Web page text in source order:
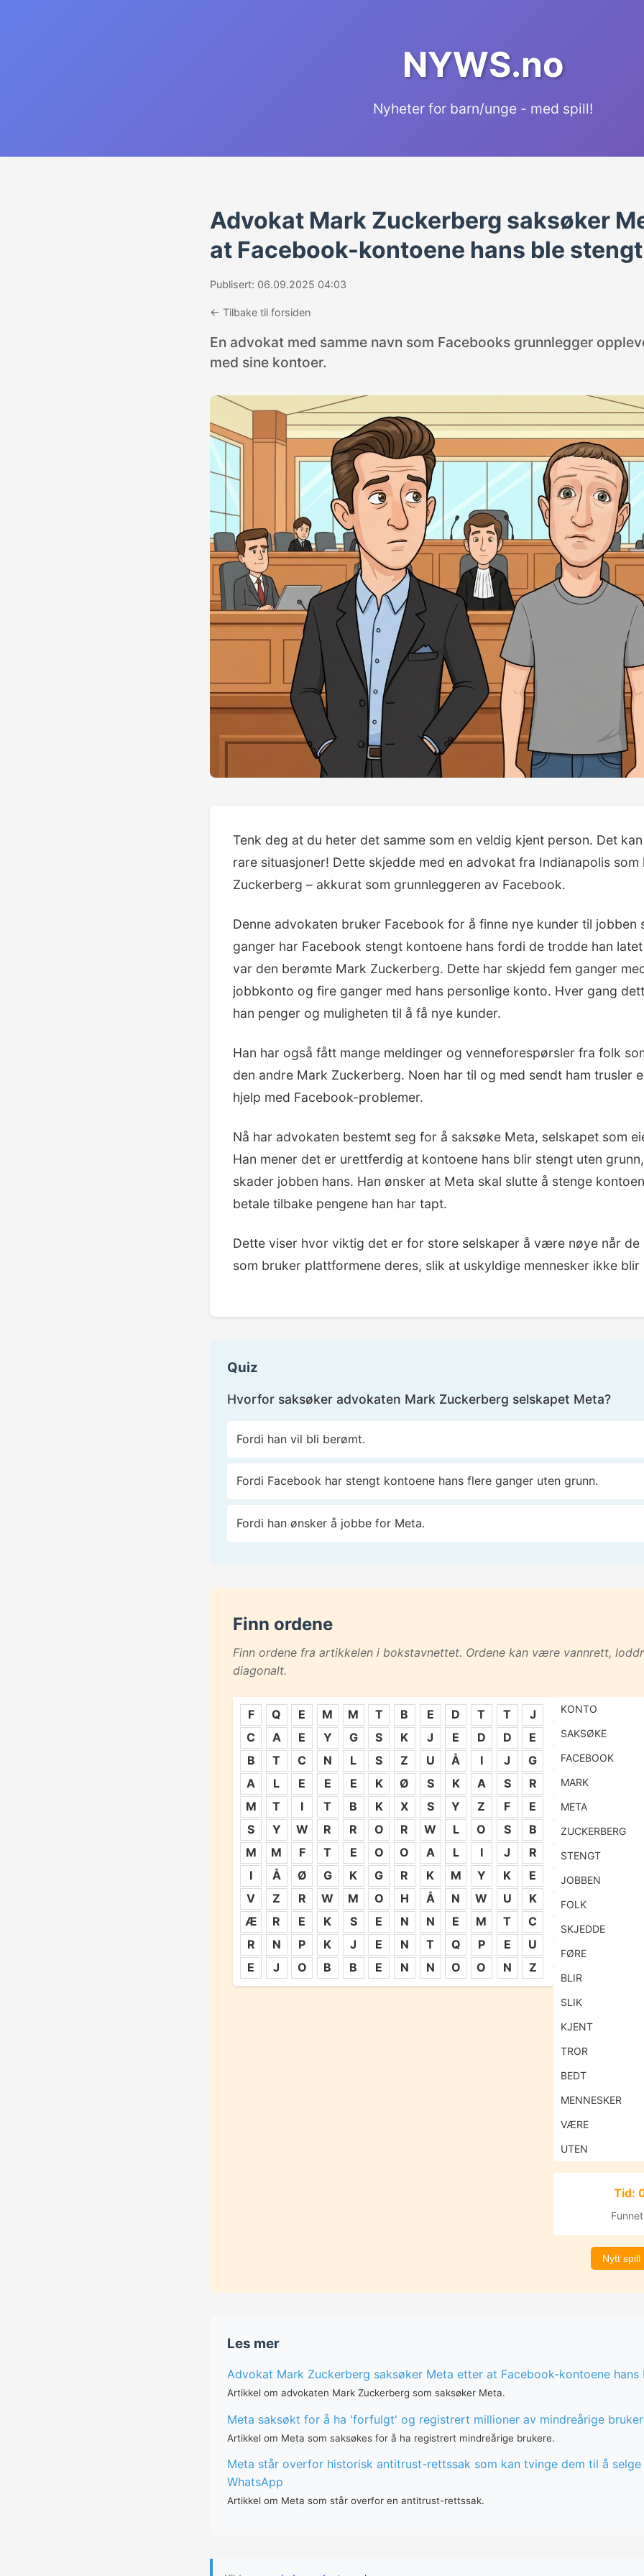
NYWS.no
Nyheter for barn/unge - med spill!
Advokat Mark Zuckerberg saksøker
at Facebook-kontoene hans ble stengt
Publisert: 06.09.2025 04:03
← Tilbake til forsiden
En advokat med samme navn som Facebooks grunnlegger
med sine kontoer.
Tenk deg at du heter det samme som en veldig kjent person. Det
rare situasjoner! Dette skjedde med en advokat fra Indianapolis som
Zuckerberg – akkurat som grunnleggeren av Facebook.
Denne advokaten bruker Facebook for å finne nye kunder til jobben
ganger har Facebook stengt kontoene hans fordi de trodde han
var den berømte Mark Zuckerberg. Dette har skjedd fem ganger
jobbkonto og fire ganger med hans personlige konto. Hver gang
han penger og muligheten til å få nye kunder.
Han har også fått mange meldinger og venneforespørsler fra folk
den andre Mark Zuckerberg. Noen har til og med sendt ham trusler
hjelp med Facebook-problemer.
Nå har advokaten bestemt seg for å saksøke Meta, selskapet som
Han mener det er urettferdig at kontoene hans blir stengt uten
skader jobben hans. Han ønsker at Meta skal slutte å stenge
betale tilbake pengene han har tapt.
Dette viser hvor viktig det er for store selskaper å være nøye når de
som bruker plattformene deres, slik at uskyldige mennesker ikke blir
Quiz
Hvorfor saksøker advokaten Mark Zuckerberg selskapet Meta?
Fordi han vil bli berømt.
Fordi Facebook har stengt kontoene hans flere ganger uten grunn.
Fordi han ønsker å jobbe for Meta.
Finn ordene
Finn ordene fra artikkelen i bokstavnettet. Ordene kan være vannrett,
diagonalt.
F Q E M M T B E D T T
J
C
A E Y G S K J E D D
E
B
T C N L S Z U Å I J
G
A
L E E E K Ø S K A S
R
M
T I T B K X S Y Z F
E
S
Y W R R O R W L O S
B
M
M F T E O O A L I J
R
I
Å Ø G K G R K M Y K
E
V
Z R W M O H Å N W U
K
Æ
R E K S E N N E M T
C
R
N P K J E N T Q P E
U
E
J O B B E N N O O N Z
KONTO
SAKSØKE
FACEBOOK
MARK
META
ZUCKERBERG
STENGT
JOBBEN
FOLK
SKJEDDE
FØRE
BLIR
SLIK
KJENT
TROR
BEDT
MENNESKER
VÆRE
UTEN
Tid:
Nytt spill
Les mer
Advokat Mark Zuckerberg saksøker Meta etter at Facebook-kontoene hans
Artikkel om advokaten Mark Zuckerberg som saksøker Meta.
Meta saksøkt for å ha 'forfulgt' og registrert millioner av mindreårige
Artikkel om Meta som saksøkes for å ha registrert mindreårige brukere.
Meta står overfor historisk antitrust-rettssak som kan tvinge dem til å selge
WhatsApp
Artikkel om Meta som står overfor en antitrust-rettssak.